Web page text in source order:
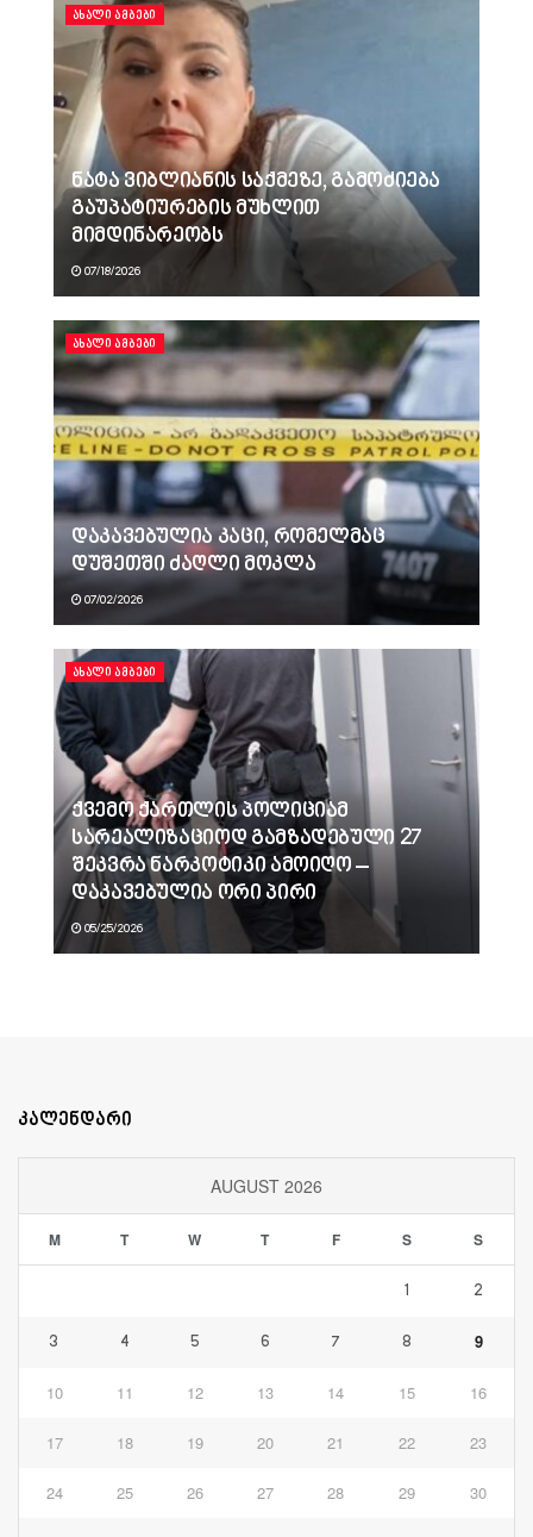
ᲐᲮᲐᲚᲘ ᲐᲛᲑᲔᲑᲘ
ნატა ვიბლიანის საქმეზე, გამოძიება
გაუპატიურების მუხლით
მიმდინარეობს
07/18/2026
ᲐᲮᲐᲚᲘ ᲐᲛᲑᲔᲑᲘ
დაკავებულია კაცი, რომელმაც
დუშეთში ძაღლი მოკლა
07/02/2026
ᲐᲮᲐᲚᲘ ᲐᲛᲑᲔᲑᲘ
ქვემო ქართლის პოლიციამ
სარეალიზაციოდ გამზადებული 27
შეკვრა ნარკოტიკი ამოიღო –
დაკავებულია ორი პირი
05/25/2026
კალენდარი
AUGUST 2026
M T W T F S S
1 2
3 4 5 6 7 8 9
10 11 12 13 14 15 16
17 18 19 20 21 22 23
24 25 26 27 28 29 30